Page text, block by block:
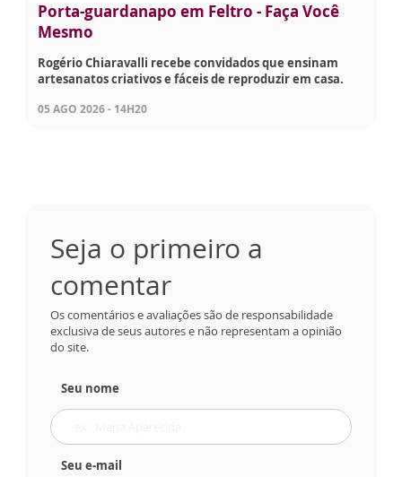
Porta-guardanapo em Feltro - Faça Você
Mesmo
Rogério Chiaravalli recebe convidados que ensinam
artesanatos criativos e fáceis de reproduzir em casa.
05 AGO 2026 - 14H20
Seja o primeiro a
comentar
Os comentários e avaliações são de responsabilidade
exclusiva de seus autores e não representam a opinião
do site.
Seu nome
Seu e-mail